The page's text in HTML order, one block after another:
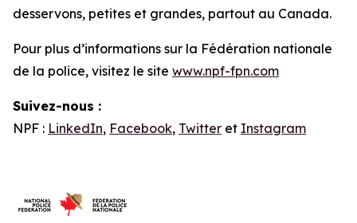
desservons, petites et grandes, partout au Canada.
Pour plus d’informations sur la Fédération nationale
de la police, visitez le site www.npf-fpn.com
Suivez-nous :
NPF : LinkedIn, Facebook, Twitter et Instagram